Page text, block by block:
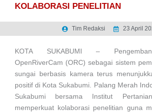
KOLABORASI PENELITIAN
Tim Redaksi 23 April
KOTA SUKABUMI –
OpenRiverCam (ORC) sebagai sistem
sungai berbasis kamera terus
positif di Kota Sukabumi. Palang Merah
Sukabumi bersama Institut
memperkuat kolaborasi penelitian guna